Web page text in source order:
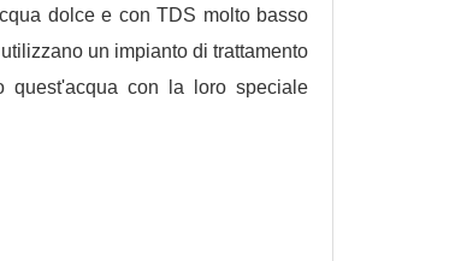
dolce e con TDS molto basso
un impianto di trattamento
quest'acqua con la loro speciale